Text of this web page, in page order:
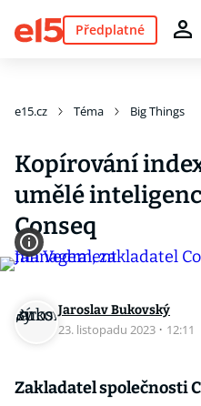
Předplatné
e15.cz Téma Big Things
Kopírování
umělé
Conseq
Jaroslav Bukovský
23. listopadu 2023 · 12:11
Zakladatel společnosti